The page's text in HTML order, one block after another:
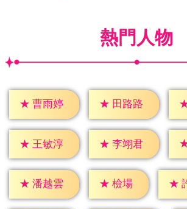
熱門人物
★ 曹雨婷 ★ 田路路
★ 王敏淳 ★ 李翊君
★ 潘越雲 ★ 檢場 ★